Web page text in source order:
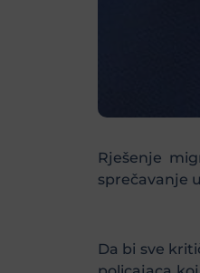
Rješenje
sprečavanje
Da bi sve